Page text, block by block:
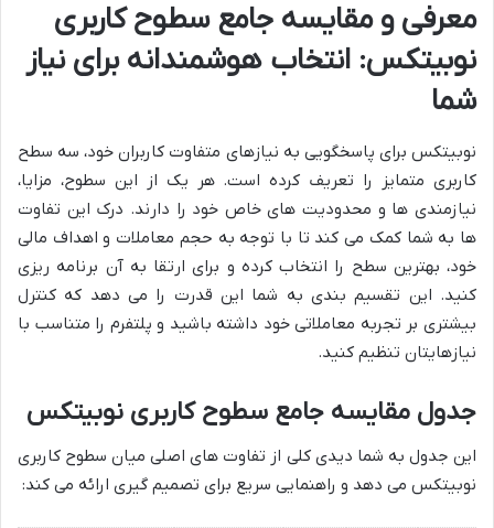
معرفی و مقایسه جامع سطوح کاربری
نوبیتکس: انتخاب هوشمندانه برای نیاز
شما
نوبیتکس برای پاسخگویی به نیازهای متفاوت کاربران خود، سه سطح
کاربری متمایز را تعریف کرده است. هر یک از این سطوح، مزایا،
نیازمندی ها و محدودیت های خاص خود را دارند. درک این تفاوت
ها به شما کمک می کند تا با توجه به حجم معاملات و اهداف مالی
خود، بهترین سطح را انتخاب کرده و برای ارتقا به آن برنامه ریزی
کنید. این تقسیم بندی به شما این قدرت را می دهد که کنترل
بیشتری بر تجربه معاملاتی خود داشته باشید و پلتفرم را متناسب با
نیازهایتان تنظیم کنید.
جدول مقایسه جامع سطوح کاربری نوبیتکس
این جدول به شما دیدی کلی از تفاوت های اصلی میان سطوح کاربری
نوبیتکس می دهد و راهنمایی سریع برای تصمیم گیری ارائه می کند: